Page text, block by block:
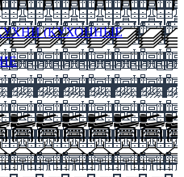
(КУХОННЫЕ